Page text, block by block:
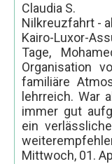
Claudia S.
Nilkreuzfahrt -
Kairo-Luxor-
Tage,
Organisation
familiäre
lehrreich. War
immer gut
ein
Mittwoch, 01.